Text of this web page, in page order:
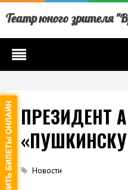
Театр юного зрителя
ПРЕЗИДЕНТ
Новости